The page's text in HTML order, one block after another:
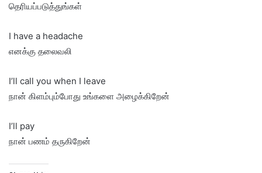
தெரியப்படுத்துங்கள்
I have a headache
எனக்கு தலைவலி
I’ll call you when I leave
நான் கிளம்பும்போது உங்களை அழைக்கிறேன்
I’ll pay
நான் பணம் தருகிறேன்